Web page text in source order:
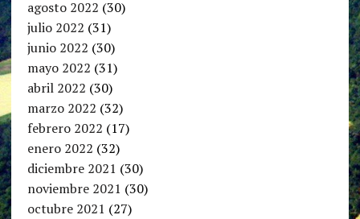
agosto 2022 (30)
julio 2022 (31)
junio 2022 (30)
mayo 2022 (31)
abril 2022 (30)
marzo 2022 (32)
febrero 2022 (17)
enero 2022 (32)
diciembre 2021 (30)
noviembre 2021 (30)
octubre 2021 (27)